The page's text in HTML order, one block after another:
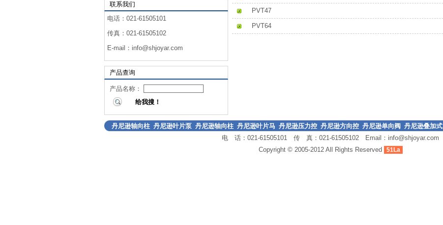
联系我们
电话：021-61505101
传真：021-61505102
E-mail： info@shjoyar.com
产品查询
产品名称：
PVT47
PVT64
丹尼逊轴向柱 丹尼逊叶片泵 丹尼逊轴向柱
塞马达
丹尼逊叶片马
达
丹尼逊压力控
制阀
丹尼逊方向控
制阀
丹尼逊单向阀 丹尼逊叠加式
液压阀
电 话：021-61505101 传 真：021-61505102 Email： info@shjoyar.com
Copyright © 2005-2012 All Rights Reserved
51La